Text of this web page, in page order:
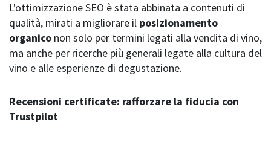
L'ottimizzazione SEO è stata abbinata a contenuti di
qualità, mirati a migliorare il posizionamento
organico non solo per termini legati alla vendita di vino,
ma anche per ricerche più generali legate alla cultura del
vino e alle esperienze di degustazione.
Recensioni certificate: rafforzare la fiducia con
Trustpilot